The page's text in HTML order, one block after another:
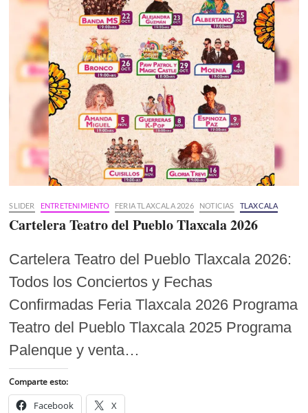
SLIDER ENTRETENIMIENTO FERIA TLAXCALA 2026 NOTICIAS TLAXCALA
Cartelera Teatro del Pueblo Tlaxcala 2026
Cartelera Teatro del Pueblo Tlaxcala 2026:
Todos los Conciertos y Fechas
Confirmadas Feria Tlaxcala 2026 Programa
Teatro del Pueblo Tlaxcala 2025 Programa
Palenque y venta…
Comparte esto:
Facebook X